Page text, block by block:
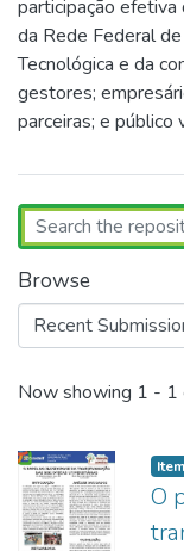
participação
da Rede Federal
Tecnológica e da
gestores;
parceiras; e público
Browse
Recent
Now showing 1 - 1
Item
O